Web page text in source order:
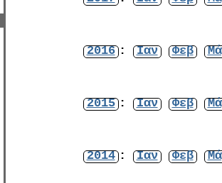
2016 : Ιαν Φεβ
2015 : Ιαν Φεβ
2014 : Ιαν Φεβ